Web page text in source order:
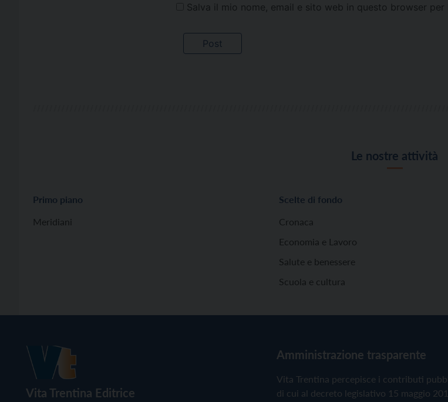
Salva il mio nome, email e sito web in questo browser
Le nostre attività
Primo piano
Meridiani
Scelte di fondo
Cronaca
Economia e Lavoro
Salute e benessere
Scuola e cultura
Vita Trentina Editrice
Amministrazione trasparente
Vita Trentina percepisce i contributi
di cui al decreto legislativo 15 maggio